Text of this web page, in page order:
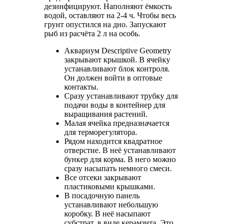
дезинфицируют. Наполняют ёмкость
водой, оставляют на 2-4 ч. Чтобы весь
грунт опустился на дно. Запускают
рыб из расчёта 2 л на особь.
Аквариум Descriptive Geometry
закрывают крышкой. В ячейку
устанавливают блок контроля.
Он должен войти в оптовые
контакты.
Сразу устанавливают трубку для
подачи воды в контейнер для
выращивания растений.
Малая ячейка предназначается
для терморегулятора.
Рядом находится квадратное
отверстие. В неё устанавливают
бункер для корма. В него можно
сразу насыпать немного смеси.
Все отсеки закрывают
пластиковыми крышками.
В посадочную панель
устанавливают небольшую
коробку. В неё насыпают